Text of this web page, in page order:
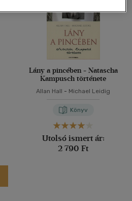
Alkalmaz
Lány a pincében - Natascha
Kampusch története
Allan Hall - Michael Leidig
Könyv
Utolsó ismert ár:
2 790 Ft